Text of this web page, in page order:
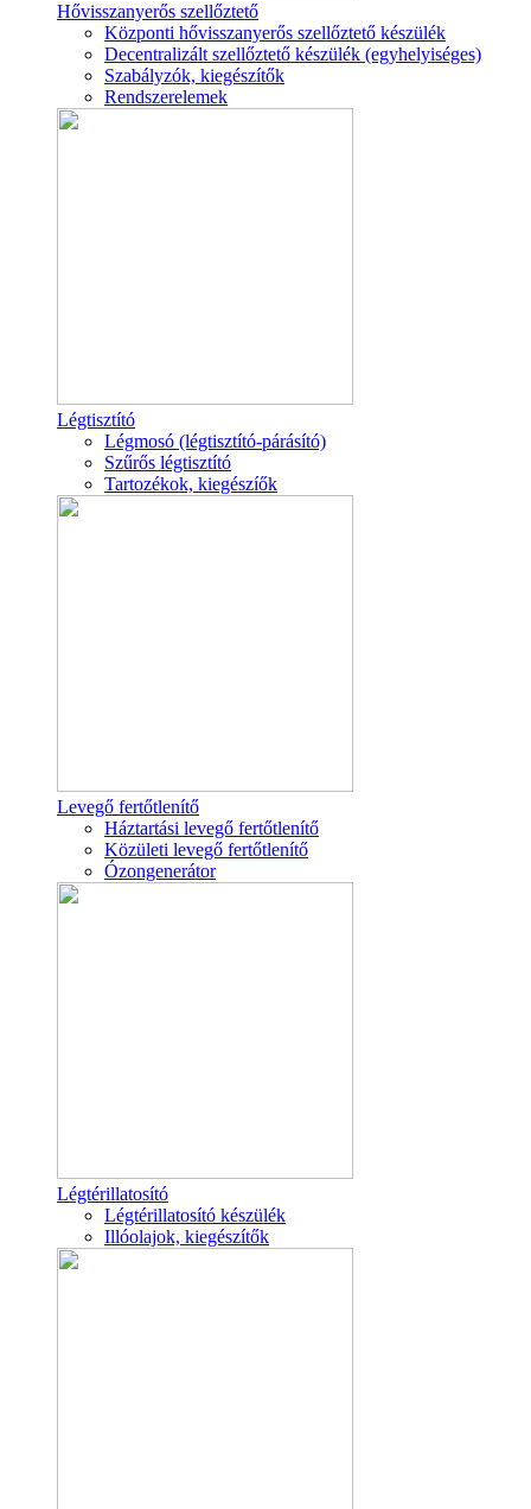
Hővisszanyerős szellőztető
Központi hővisszanyerős szellőztető készülék
Decentralizált szellőztető készülék (egyhelyiséges)
Szabályzók, kiegészítők
Rendszerelemek
Légtisztító
Légmosó (légtisztító-párásító)
Szűrős légtisztító
Tartozékok, kiegészíők
Levegő fertőtlenítő
Háztartási levegő fertőtlenítő
Közületi levegő fertőtlenítő
Ózongenerátor
Légtérillatosító
Légtérillatosító készülék
Illóolajok, kiegészítők